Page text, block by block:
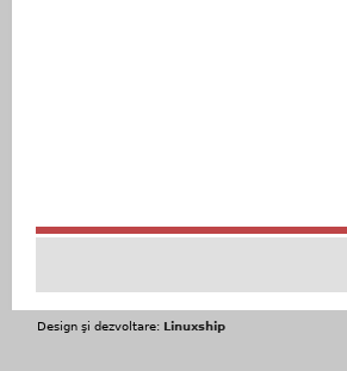
Design şi dezvoltare: Linuxship